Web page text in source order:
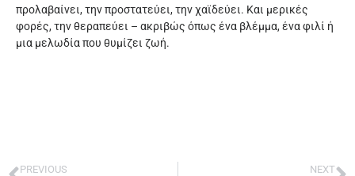
προλαβαίνει, την προστατεύει, την χαϊδεύει. Και μερικές
φορές, την θεραπεύει – ακριβώς όπως ένα βλέμμα, ένα φιλί ή
μια μελωδία που θυμίζει ζωή.
PREVIOUS NEXT